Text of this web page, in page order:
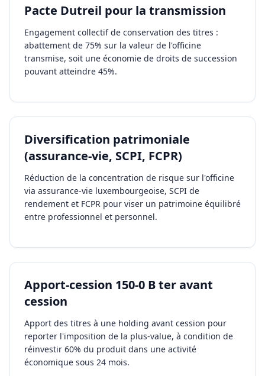
Pacte Dutreil pour la transmission
Engagement collectif de conservation des titres :
abattement de 75% sur la valeur de l'officine
transmise, soit une économie de droits de succession
pouvant atteindre 45%.
Diversification patrimoniale
(assurance-vie, SCPI, FCPR)
Réduction de la concentration de risque sur l'officine
via assurance-vie luxembourgeoise, SCPI de
rendement et FCPR pour viser un patrimoine équilibré
entre professionnel et personnel.
Apport-cession 150-0 B ter avant
cession
Apport des titres à une holding avant cession pour
reporter l'imposition de la plus-value, à condition de
réinvestir 60% du produit dans une activité
économique sous 24 mois.